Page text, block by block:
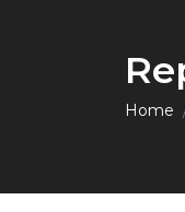
Home